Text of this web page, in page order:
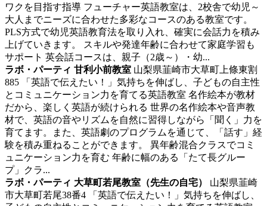
ワクを目指す指導 フューチャー英語教室は、2校舎で幼児～
大人までニーズに合わせた多彩なコースのある教室です。
PLS方式で幼児英語教育法を取り入れ、確実に会話力を積み
上げていきます。 スキルや発達年齢に合わせて家庭学習も
サポート 英会話コースは、親子（2歳～）・幼...
ラボ・パーティ 甘利小前教室 山梨県韮崎市大草町上條東割
885
「英語で伝えたい！」気持ちを伸ばし、子どもの自主性
とコミュニケーション力を育てる英語教室 名作絵本が教材
だから、楽しく英語が続けられる 世界の名作絵本や音声教
材で、英語の音やリズムを自然に習得しながら「聞く」力を
育てます。また、英語劇のプログラムを通じて、「話す」経
験を積み重ねることができます。 異年齢混合クラスでコミ
ュニケーション力を育む 年齢に幅のある「たて長グルー
プ」クラ...
ラボ・パーティ 大草町若尾教室（先生の自宅）
山梨県韮崎
市大草町若尾38番4
「英語で伝えたい！」気持ちを伸ばし、